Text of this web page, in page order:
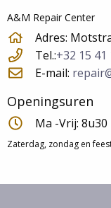
A&M Repair Center
Adres:
Tel.:+32 15 41
E-mail:
Openingsuren
Ma -Vrij:
Zaterdag, zondag en